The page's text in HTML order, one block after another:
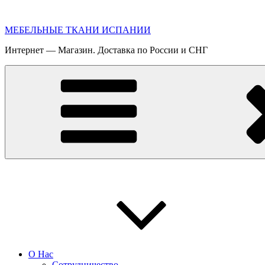
содержимому
МЕБЕЛЬНЫЕ ТКАНИ ИСПАНИИ
Интернет — Магазин. Доставка по России и СНГ
О Нас